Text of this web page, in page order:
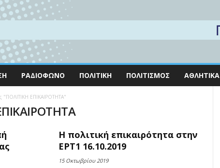
ΡΑΔΙΌΦΩΝΟ ΠΟΛΙΤΙΚΉ ΠΟΛΙΤΙΣΜΌΣ ΑΘΛΗΤΙΚΆ
"ΠΟΛΙΤΙΚΗ ΕΠΙΚΑΙΡΟΤΗΤΑ"
Η πολιτική επικαιρότητα στην
ΕΡΤ1 16.10.2019
15 Οκτωβρίου 2019